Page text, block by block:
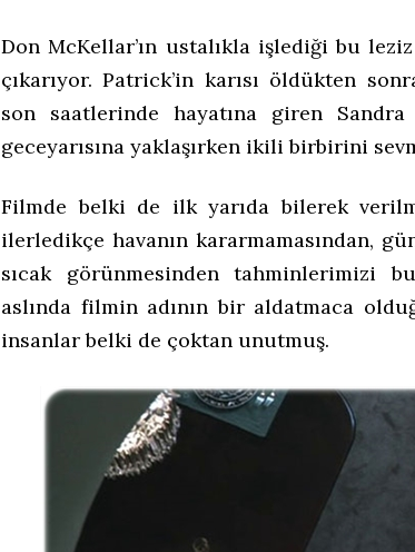
Don McKellar’ın ustalıkla işlediği bu
çıkarıyor. Patrick’in karısı öldükten
son saatlerinde hayatına giren
geceyarısına yaklaşırken ikili birbirini
Filmde belki de ilk yarıda bilerek
ilerledikçe havanın kararmamasından,
sıcak görünmesinden tahminlerimizi
aslında filmin adının bir aldatmaca
insanlar belki de çoktan unutmuş.